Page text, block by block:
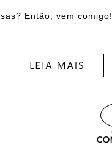
Então, vem comigo!